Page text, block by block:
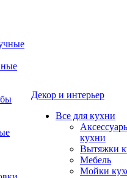
Декор и интерьер
Все для кухни
кухни
Вытяжки
Мебель
Мойки